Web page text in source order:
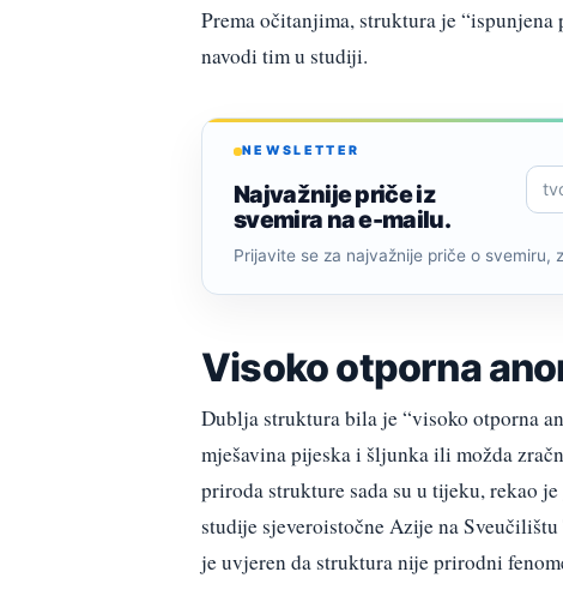
Prema očitanjima, struktura je “ispunjena
navodi tim u studiji.
NEWSLETTER
Najvažnije priče iz
svemira na e-mailu.
Prijavite se za najvažnije priče o svemiru,
Visoko otporna
Dublja struktura bila je “visoko otporna
mješavina pijeska i šljunka ili možda
priroda strukture sada su u tijeku, rekao
studije sjeveroistočne Azije na Sveučilištu
je uvjeren da struktura nije prirodni